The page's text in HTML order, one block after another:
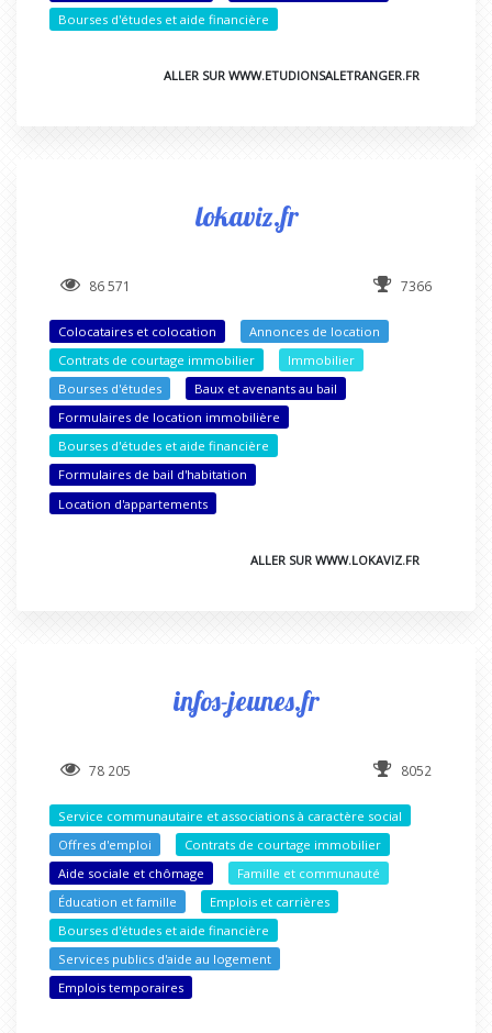
Bourses d'études et aide financière
ALLER SUR WWW.ETUDIONSALETRANGER.FR
lokaviz.fr
86 571 7366
Colocataires et colocation
Annonces de location
Contrats de courtage immobilier
Immobilier
Bourses d'études
Baux et avenants au bail
Formulaires de location immobilière
Bourses d'études et aide financière
Formulaires de bail d'habitation
Location d'appartements
ALLER SUR WWW.LOKAVIZ.FR
infos-jeunes.fr
78 205 8052
Service communautaire et associations à caractère social
Offres d'emploi
Contrats de courtage immobilier
Aide sociale et chômage
Famille et communauté
Éducation et famille
Emplois et carrières
Bourses d'études et aide financière
Services publics d'aide au logement
Emplois temporaires